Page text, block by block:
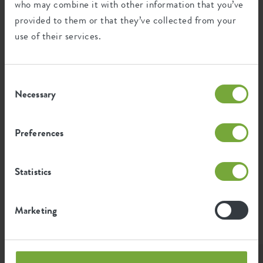
who may combine it with other information that you’ve
provided to them or that they’ve collected from your
use of their services.
Selection
Necessary
Preferences
Statistics
Marketing
Waranty
99 anni
Sistema di drenaggio
Fondo rialzato
Fori di perforazione opzionali
Contenitore
SKU
5380070042500
anthracite
1,5ltr anthracite
Convenienza di elho; tutti i